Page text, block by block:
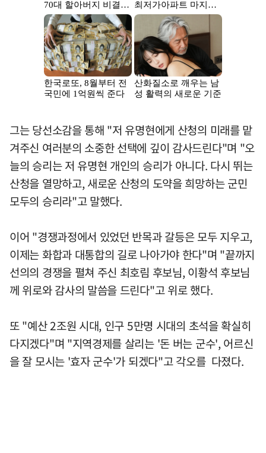
그는 당선소감을 통해 "저 유명현에게 산청의 미래를 맡
겨주신 여러분의 소중한 선택에 깊이 감사드린다"며 "오
늘의 승리는 저 유명현 개인의 승리가 아니다. 다시 뛰는
산청을 열망하고, 새로운 산청의 도약을 희망하는 군민
모두의 승리라"고 말했다.
이어 "경쟁과정에서 있었던 반목과 갈등은 모두 지우고,
이제는 화합과 대통합의 길로 나아가야 한다"며 "끝까지
선의의 경쟁을 펼쳐 주신 최호림 후보님, 이황석 후보님
께 위로와 감사의 말씀을 드린다"고 위로 했다.
또 "예산 2조원 시대, 인구 5만명 시대의 초석을 확실히
다지겠다"며 "지역경제를 살리는 '돈 버는 군수', 어르신
을 잘 모시는 '효자 군수'가 되겠다"고 각오를 다졌다.